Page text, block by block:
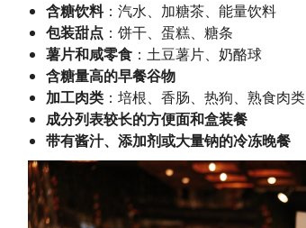
含糖饮料：汽水、加糖茶、能量饮料
包装甜点 ：饼干、蛋糕、糖条
薯片和咸零食：土豆薯片、奶酪球
含糖量高的早餐谷物
加工肉类：培根、香肠、热狗、熟食肉类
成分列表较长的方便面和盒装餐
带有酱汁、添加剂或大量钠的冷冻晚餐